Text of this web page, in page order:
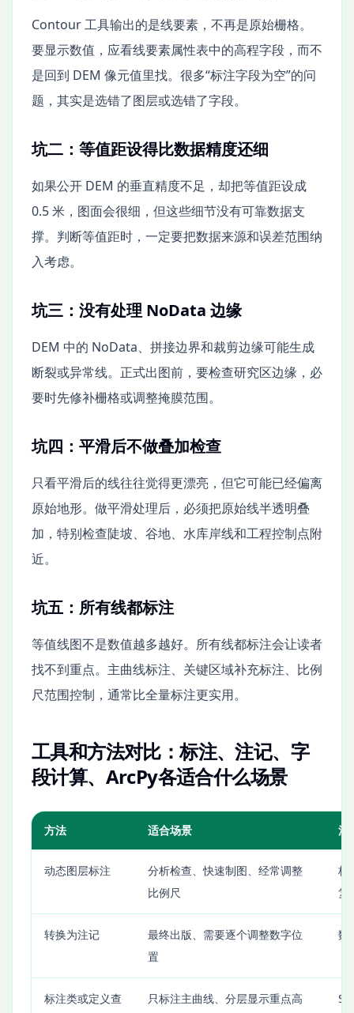
Contour 工具输出的是线要素，不再是原始栅格。
要显示数值，应看线要素属性表中的高程字段，而不
是回到 DEM 像元值里找。很多“标注字段为空”的问
题，其实是选错了图层或选错了字段。
坑二：等值距设得比数据精度还细
如果公开 DEM 的垂直精度不足，却把等值距设成
0.5 米，图面会很细，但这些细节没有可靠数据支
撑。判断等值距时，一定要把数据来源和误差范围纳
入考虑。
坑三：没有处理 NoData 边缘
DEM 中的 NoData、拼接边界和裁剪边缘可能生成
断裂或异常线。正式出图前，要检查研究区边缘，必
要时先修补栅格或调整掩膜范围。
坑四：平滑后不做叠加检查
只看平滑后的线往往觉得更漂亮，但它可能已经偏离
原始地形。做平滑处理后，必须把原始线半透明叠
加，特别检查陡坡、谷地、水库岸线和工程控制点附
近。
坑五：所有线都标注
等值线图不是数值越多越好。所有线都标注会让读者
找不到重点。主曲线标注、关键区域补充标注、比例
尺范围控制，通常比全量标注更实用。
工具和方法对比：标注、注记、字
段计算、ArcPy各适合什么场景
方法 适合场景 注
动态图层标注
分析检查、快速制图、经常调整
比例尺
标
复
转换为注记
最终出版、需要逐个调整数字位
置
数
标注类或定义查 只标注主曲线、分层显示重点高